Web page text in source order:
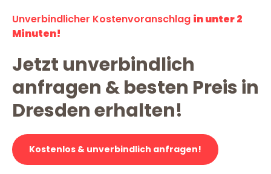
Unverbindlicher Kostenvoranschlag in unter 2
Minuten!
Jetzt unverbindlich
anfragen & besten Preis in
Dresden erhalten!
Kostenlos & unverbindlich anfragen!